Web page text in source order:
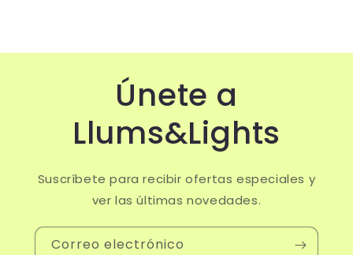
Únete a
Llums&Lights
Suscríbete para recibir ofertas especiales y
ver las últimas novedades.
Correo electrónico